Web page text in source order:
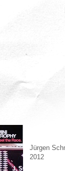
Jürgen
2012